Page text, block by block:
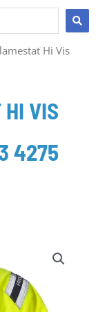
Hi Vis
VIS
4275